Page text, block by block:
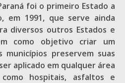
foi o primeiro Estado a
em 1991, que serve ainda
diversos outros Estados e
como objetivo criar um
preservem suas
aplicado em qualquer área
hospitais, asfaltos e